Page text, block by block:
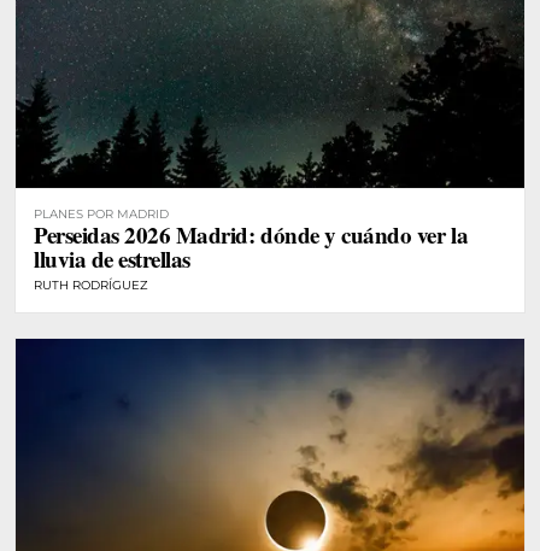
PLANES POR MADRID
Perseidas 2026 Madrid: dónde y cuándo ver la
lluvia de estrellas
RUTH RODRÍGUEZ